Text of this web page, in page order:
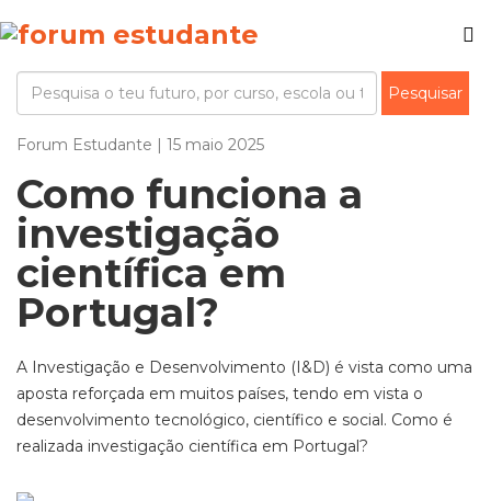
Forum Estudante | 15 maio 2025
Como funciona a
investigação
científica em
Portugal?
A Investigação e Desenvolvimento (I&D) é vista como uma
aposta reforçada em muitos países, tendo em vista o
desenvolvimento tecnológico, científico e social. Como é
realizada investigação científica em Portugal?